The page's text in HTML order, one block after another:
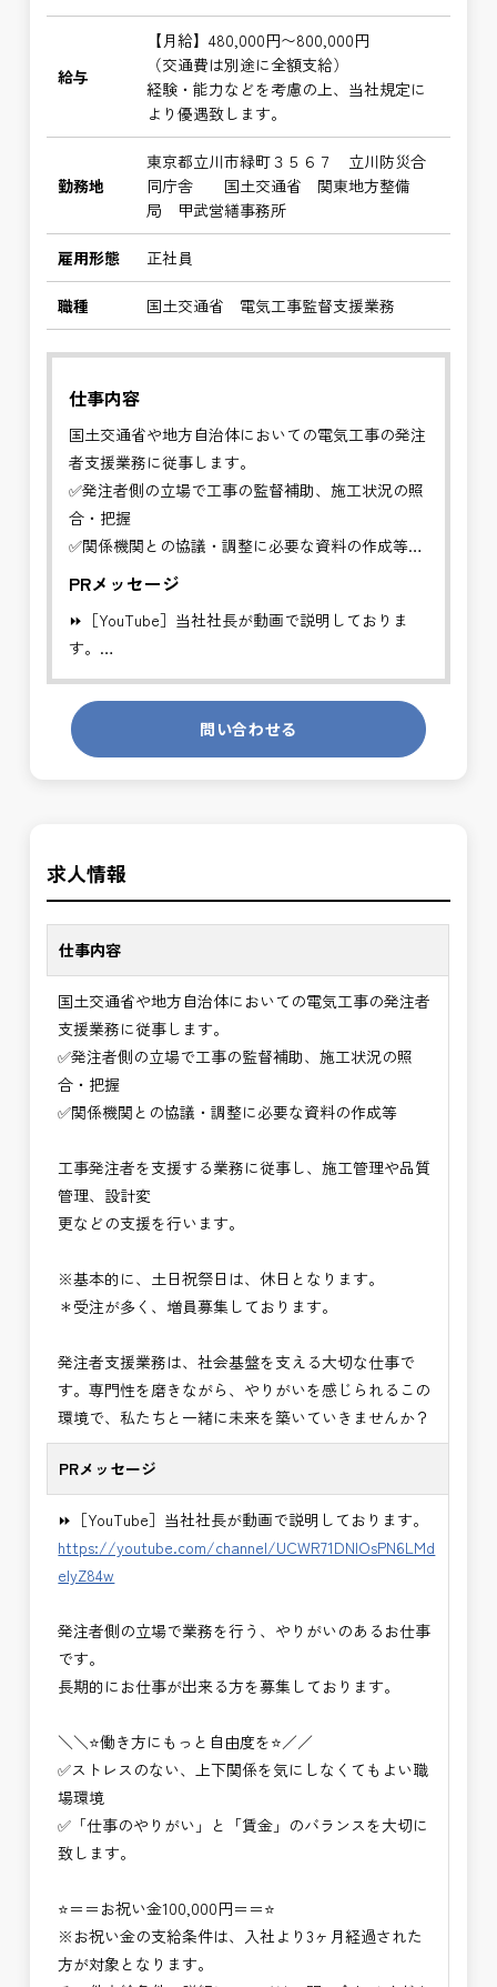
給与
【月給】480,000円〜800,000円
（交通費は別途に全額支給）
経験・能力などを考慮の上、当社規定に
より優遇致します。
勤務地
東京都立川市緑町３５６７ 立川防災合
同庁舎 国土交通省 関東地方整備
局 甲武営繕事務所
雇用形態 正社員
職種 国土交通省 電気工事監督支援業務
仕事内容
国土交通省や地方自治体においての電気工事の発注
者支援業務に従事します。
✅発注者側の立場で工事の監督補助、施工状況の照
合・把握
✅関係機関との協議・調整に必要な資料の作成等
質管理、設計変
更などの支援を行います。
※基本的に、土日祝祭日は、休日となります。
＊受注が多く、増員募集しております。
か？
PRメッセージ
⏩［YouTube］当社社長が動画で説明しておりま
す。
https://youtube.com/channel/
発注者側の立場で業務を行う、やりがいのあるお仕
事です。
長期的にお仕事が出来る方を募集しております。
✅ストレスのない、上下関係を気にしなくてもよい
職場環境
✅「仕事のやりがい」と「賃金」のバランスを大切
に致します。
⭐＝＝お祝い金100,000円＝＝⭐
※お祝い金の支給条件は、入社より3ヶ月経過され
た方が対象となります。
その他支給条件の詳細については、問い合わせくだ
さい。
■勤務地について、ご希望のある方は別途ご相談く
ださい。
国土交通省、地方自治体
■発注者支援業務＜希望する業務をお選びくださ
い。＞
・＜急募＞資料作成業務
・NEXCO（ネクスコ）施工管理
・NEXCO（ネクスコ）点検業務
・電気工事監督支援業務
・積算技術業務
・設計コンサルティング業務（数量算出、図面の
修正など）
・河川巡視支援業務
・道路許認可審査・適正化指導業務
・調査設計資料作成業務
・施工体制調査員
※応募書類等の送付方法につきましては、基本的に
Ｅメールで送付
頂きたいと思います。
問い合わせる
求人情報
仕事内容
国土交通省や地方自治体においての電気工事の発注者
支援業務に従事します。
✅発注者側の立場で工事の監督補助、施工状況の照
合・把握
✅関係機関との協議・調整に必要な資料の作成等
工事発注者を支援する業務に従事し、施工管理や品質
管理、設計変
更などの支援を行います。
※基本的に、土日祝祭日は、休日となります。
＊受注が多く、増員募集しております。
発注者支援業務は、社会基盤を支える大切な仕事で
す。専門性を磨きながら、やりがいを感じられるこの
環境で、私たちと一緒に未来を築いていきませんか？
PRメッセージ
⏩［YouTube］当社社長が動画で説明しております。
https://youtube.com/channel/UCWR71DNlOsPN6LMd
eIyZ84w
発注者側の立場で業務を行う、やりがいのあるお仕事
です。
長期的にお仕事が出来る方を募集しております。
＼＼⭐働き方にもっと自由度を⭐／／
✅ストレスのない、上下関係を気にしなくてもよい職
場環境
✅「仕事のやりがい」と「賃金」のバランスを大切に
致します。
⭐＝＝お祝い金100,000円＝＝⭐
※お祝い金の支給条件は、入社より3ヶ月経過された
方が対象となります。